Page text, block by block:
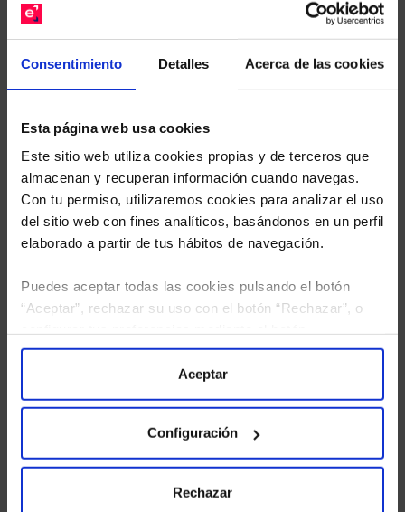
Consentimiento Detalles Acerca de las cookies
Esta página web usa cookies
Este sitio web utiliza cookies propias y de terceros que
almacenan y recuperan información cuando navegas.
Con tu permiso, utilizaremos cookies para analizar el uso
del sitio web con fines analíticos, basándonos en un perfil
elaborado a partir de tus hábitos de navegación.
Puedes aceptar todas las cookies pulsando el botón
“Aceptar”, rechazar su uso con el botón “Rechazar”, o
“Configuración”. Consulta nuestraPolítica
para más información.
Aceptar
Configuración
Rechazar
sus Fondos y nuestros expertos le enviarán un
tratamiento de mis datos personales.